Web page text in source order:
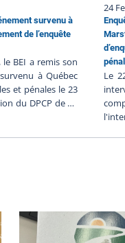
survenu à
de l’enquête
BEI a remis son
à Québec
et pénales le 23
du DPCP de ne
étant terminées,
à la suite du
une personne a
intervention
Ville de Québec
est relatée
des poursuites
24
Le
y